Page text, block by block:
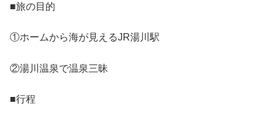
■旅の目的
①ホームから海が見えるJR湯川駅
②湯川温泉で温泉三昧
■行程